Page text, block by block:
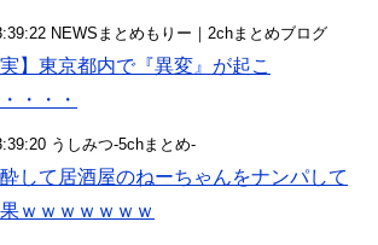
NEWSまとめもりー｜2chまとめブログ
実】東京都内で『異変』が起こ
・・・
うしみつ-5chまとめ-
酔して居酒屋のねーちゃんをナンパして
ｗｗｗｗｗｗｗ